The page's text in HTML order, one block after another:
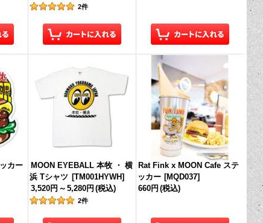
2件
カー
MOON EYEBALL 本牧 ・ 横
浜 Tシャツ [TM001HYWH]
3,520円 ～ 5,280円 (税込)
2件
Rat Fink x MOON Cafe ステ
ッカー [MQD037]
660円 (税込)